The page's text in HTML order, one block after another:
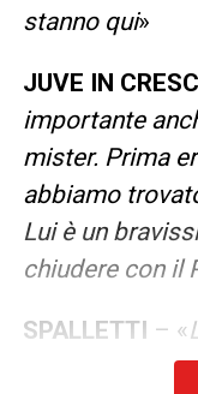
stanno qui»
JUVE IN
importante
mister. Prima
abbiamo
Lui è un
chiudere con il
SPALLETTI – «
cose, che